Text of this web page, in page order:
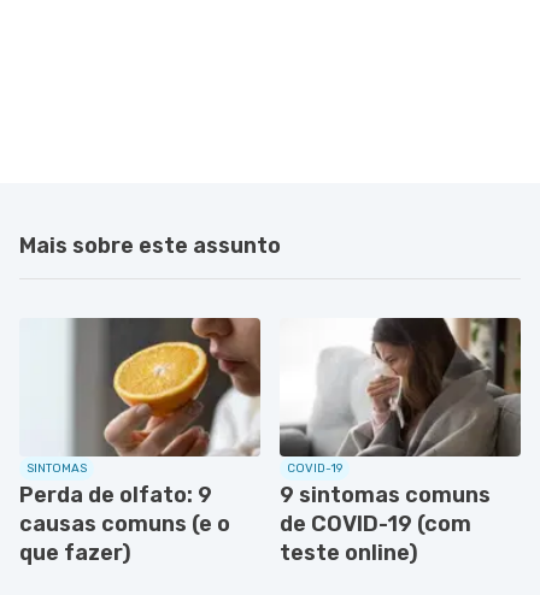
Mais sobre este assunto
SINTOMAS
Perda de olfato: 9
causas comuns (e o
que fazer)
COVID-19
9 sintomas comuns
de COVID-19 (com
teste online)